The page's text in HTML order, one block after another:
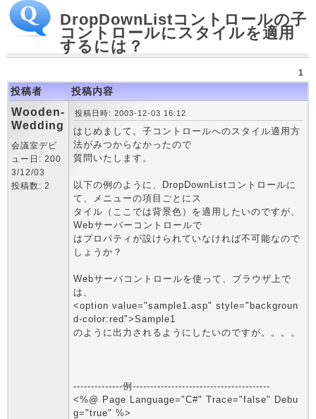
DropDownListコントロールの子
コントロールにスタイルを適用
するには？
1
投稿者 投稿内容
Wooden-
Wedding
会議室デビ
ュー日: 200
3/12/03
投稿数: 2
投稿日時: 2003-12-03 16:12
はじめまして。子コントロールへのスタイル適用方
法がみつからなかったので
質問いたします。
以下の例のように、DropDownListコントロールに
て、メニューの項目ごとにス
タイル（ここでは背景色）を適用したいのですが、
Webサーバーコントロールで
はプロパティが設けられていなければ不可能なので
しょうか？
Webサーバコントロールを使って、ブラウザ上で
は、
<option value="sample1.asp" style="backgroun
d-color:red">Sample1
のように出力されるようにしたいのですが。。。。
--------------例---------------------------------------
<%@ Page Language="C#" Trace="false" Debu
g="true" %>